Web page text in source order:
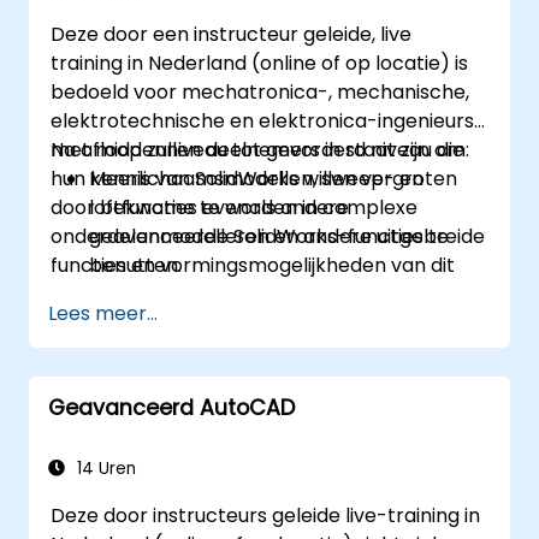
Deze door een instructeur geleide, live
training in Nederland (online of op locatie) is
bedoeld voor mechatronica-, mechanische,
elektrotechnische en elektronica-ingenieurs
met middenniveau tot gevorderd niveau die
hun kennis van SolidWorks willen vergroten
door bekwame te worden in complexe
onderdelenmodelleren en andere uitgebreide
functies en vormingsmogelijkheden van dit
Na afloop zullen deelnemers in staat zijn om:
Meerlichaamsmodellen, sweep- en
loftfuncties evenals andere
geavanceerde SolidWorks-functies te
benutten.
SolidWorks succesvol toe te passen.
De meer uitgebreide
modelleermogelijkheden van SolidWorks
onder de knie te krijgen.
Lees meer...
Geavanceerd AutoCAD
14 Uren
Deze door instructeurs geleide live-training in